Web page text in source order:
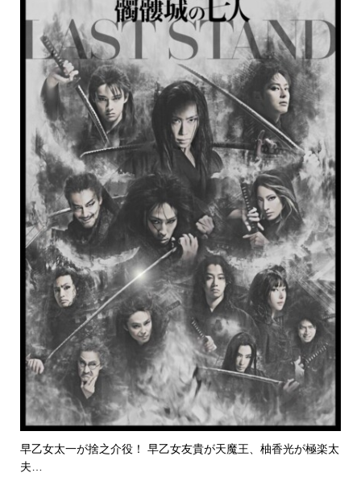
早乙女太一が捨之介役！ 早乙女友貴が天魔王、柚香光が極楽太
夫…